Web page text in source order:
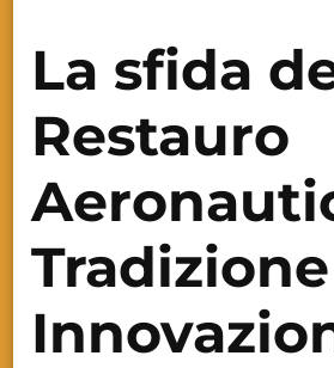
La sfida
Restauro